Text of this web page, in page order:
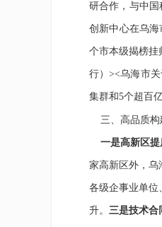
研合作，与中
创新中心在乌
个市本级揭榜挂
行）><乌海市
集群和5个超百
三、高品质
一是高新区提
家高新区外，乌
各级企事业单位
升。 三是技术合